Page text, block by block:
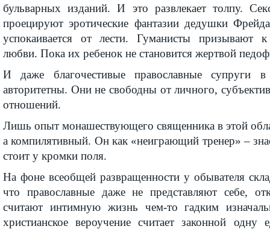
бульварных изданий. И это развлекает толпу.
проецируют эротические фантазии дедушки
успокаивается от лести. Гуманисты призывают
любви. Пока их ребенок не становится жертвой
И даже благочестивые православные
авторитетны. Они не свободны от личного,
отношений.
Лишь опыт монашествующего священника в этой
а компилятивный. Он как «неиграющий тренер» –
стоит у кромки поля.
На фоне всеобщей развращенности у обывателя
что православные даже не представляют себе,
считают интимную жизнь чем-то гадким
христианское вероучение считает законной